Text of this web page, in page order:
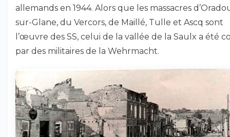
allemands en 1944. Alors que les massacres
sur-Glane, du Vercors, de Maillé, Tulle et Ascq sont
l’œuvre des SS, celui de la vallée de la Saulx a été
par des militaires de la Wehrmacht.